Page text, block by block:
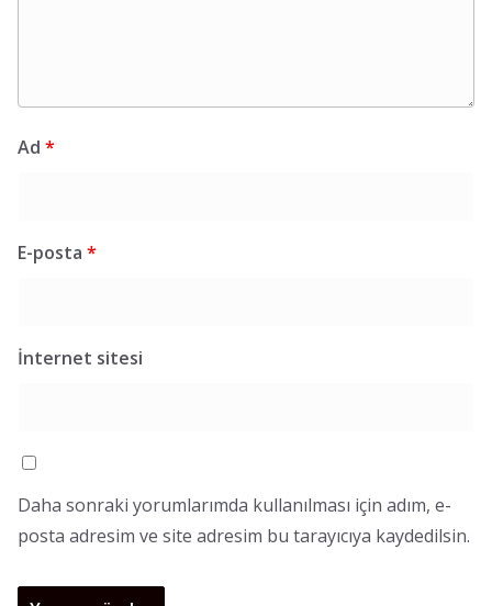
Ad *
E-posta *
İnternet sitesi
Daha sonraki yorumlarımda kullanılması için adım, e-
posta adresim ve site adresim bu tarayıcıya kaydedilsin.